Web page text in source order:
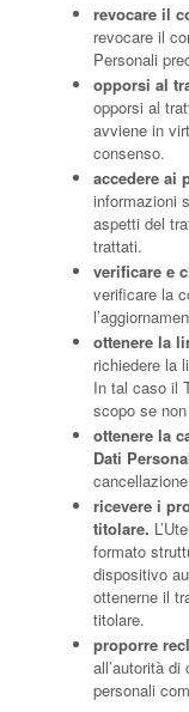
revocare il
revocare il
Personali
opporsi al
opporsi al
avviene in
consenso.
accedere ai
informazioni
aspetti del
trattati.
verificare e
verificare la
ottenere la
richiedere la
In tal caso il
scopo se
ottenere la
Dati
ricevere i
titolare.
formato
dispositivo
ottenerne il
titolare.
proporre
all’autorità
personali